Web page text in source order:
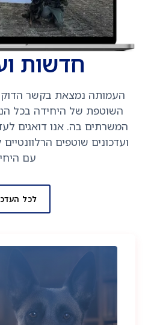
חדשות
העמותה נמצאת בקשר
השוטפת של היחידה בכל
המשרתים בה. אנו דואגים
ועדכונים שוטפים
עם
לכל